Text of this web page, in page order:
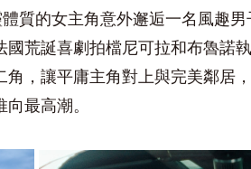
體質的女主角意外邂逅一名風趣
荒誕喜劇拍檔尼可拉和布魯諾
，讓平庸主角對上與完美鄰居
最高潮。